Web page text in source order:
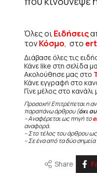
Όλες οιΕιδήσεις
τονΚόσμο, στο
Διάβασε όλες τις
Κάνε like στη σελίδα
Ακολούθησε μας στο
Κάνε εγγραφή στο
Γίνε μέλος στο
Προσοχή! Επιτρέπεται η
παραπάνω άρθρου (όχι
– Αναφέρεται ως πηγή το
αναφορά.
– Στο τέλος του άρθρου
– Σε ένα από τα δύο
Share